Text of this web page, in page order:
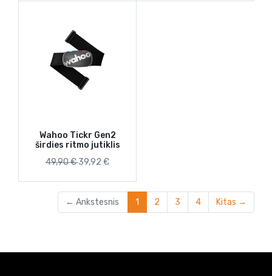
Wahoo Tickr Gen2
širdies ritmo jutiklis
49,90 €39,92 €
← Ankstesnis 1 (current)
2 3 4 Kitas →